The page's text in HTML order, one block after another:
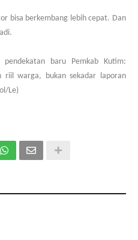
bisa berkembang lebih cepat. Dan
baru Pemkab Kutim:
riil warga, bukan sekadar laporan
Le)